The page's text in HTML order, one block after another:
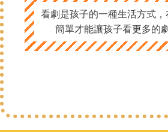
看劇是孩子的一種生活方式
簡單才能讓孩子看更多的